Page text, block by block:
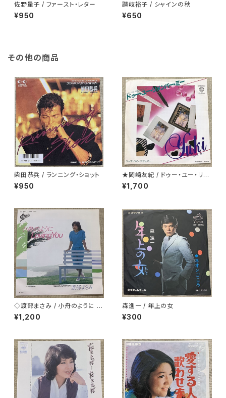
佐野量子 / ファースト・レター
¥950
讃岐裕子 / シャインの秋
¥650
その他の商品
柴田恭兵 / ランニング・ショット
¥950
★岡崎友紀 / ドゥー・ユー・リメ
ンバー・ミー
¥1,700
◇渡部まさみ / 小舟のように L
oving You
¥1,200
森進一 / 年上の女
¥300